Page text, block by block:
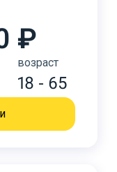
₽
возраст
18 - 65